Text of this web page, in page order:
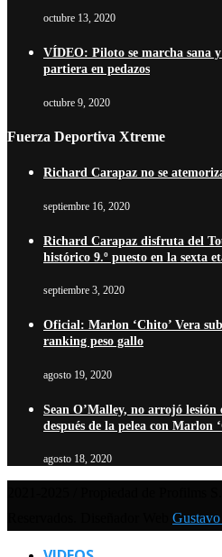
octubre 13, 2020
VÍDEO: Piloto se marcha sana y
partiera en pedazos
octubre 9, 2020
Fuerza Deportiva Xtreme
Richard Carapaz no se
septiembre 16, 2020
Richard Carapaz disfruta del
histórico 9.º puesto en la sexta
septiembre 3, 2020
Oficial: Marlon ‘Chito’ Vera
ranking peso gallo
agosto 19, 2020
Sean O’Malley, no arrojó lesión
después de la pelea con Marlon
agosto 18, 2020